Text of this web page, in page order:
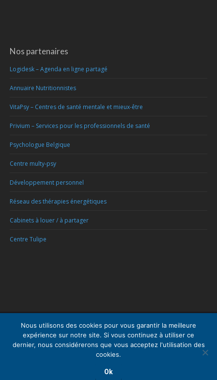
Nos partenaires
Logidesk – Agenda en ligne partagé
Annuaire Nutritionnistes
VitaPsy – Centres de santé mentale et mieux-être
Privium – Services pour les professionnels de santé
Psychologue Belgique
Centre multy-psy
Développement personnel
Réseau des thérapies énergétiques
Cabinets à louer / à partager
Centre Tulipe
Copyright © 2026Centre Psychologique Bruxelles, tous droits réservés.
Powered byPrivium – Des services qui soutiennent vos soins. Pour
psychologues, psychotherapeutes et hypnotherapeutes.
médecin, psychologue, psychiatre, santé mentale
Nous utilisons des cookies pour vous garantir la meilleure
expérience sur notre site. Si vous continuez à utiliser ce
dernier, nous considérerons que vous acceptez l'utilisation des
cookies.
Ok